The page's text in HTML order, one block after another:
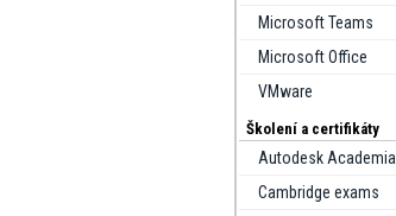
Microsoft Teams
Microsoft Office
VMware
Školení a certifikáty
Autodesk Academia
Cambridge exams